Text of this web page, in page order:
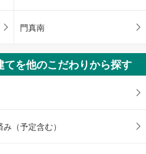
門真南
を他のこだわりから探す
（予定含む）